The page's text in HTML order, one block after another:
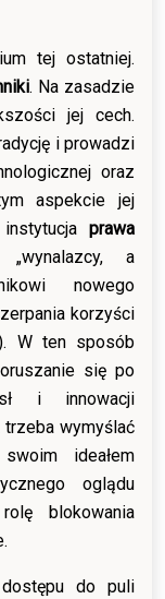
tej ostatniej.
. Na zasadzie
jej cech.
i prowadzi
oraz
aspekcie jej
prawa
a
nowego
korzyści
W ten sposób
się po
i innowacji
trzeba wymyślać
ideałem
oglądu
blokowania
do puli